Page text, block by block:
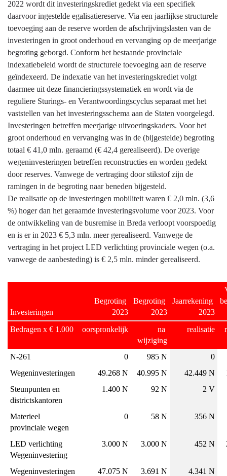
Onderhoud
wegen
Heeft
het
gekost
wat
het
mocht
kosten?
Investeringen
2022 wordt dit investeringskrediet gedekt via een specifiek
daarvoor ingestelde egalisatiereserve. Via een jaarlijkse structurele
toevoeging aan de reserve worden de afschrijvingslasten van de
investeringen in groot onderhoud en vervanging op de meerjarige
begroting geborgd. Conform het bestaande provinciale
indexatiebeleid wordt de structurele toevoeging aan de reserve
geïndexeerd. De indexatie van het investeringskrediet volgt
daarmee uit deze financieringssystematiek en wordt via de
reguliere Sturings- en Verantwoordingscyclus separaat met het
vaststellen van het investeringsschema aan de Staten voorgelegd.
Investeringen betreffen meerjarige uitvoeringskaders. Voor het
groot onderhoud en vervanging was in de (bijgestelde) begroting
totaal € 41,0 mln. geraamd (€ 42,4 gerealiseerd). De overige
wegeninvesteringen betreffen reconstructies en worden gedekt
door reserves. Vanwege de vertraging door stikstof zijn de
ramingen in de begroting naar beneden bijgesteld.
De realisatie op de investeringen mobiliteit waren € 2,0 mln. (3,6
%) hoger dan het geraamde investeringsvolume voor 2023. Voor
de ontwikkeling van de busremise in Breda verloopt voorspoedig
en is er in 2023 € 5,3 mln. meer gerealiseerd. Vanwege de
vertraging in het project LED verlichting provinciale wegen (o.a.
vanwege de aanbesteding) is € 2,5 mln. minder gerealiseerd.
Investeringen
Begroting
2023
Begroting
2023
Jaarrekening
2023
Bedragen x € 1.000 oorspronkelijk
na
wijziging
realisatie
N-261 0 985 N
0
Wegeninvesteringen
49.268 N 40.995 N 42.449 N
Steunpunten en
districtskantoren
1.400 N 92 N 2 V
Materieel
provinciale wegen
0 58 N 356 N
LED verlichting
Wegeninvestering
3.000 N 3.000 N 452 N
Wegeninvesteringen 47.075 N 3.691 N
4.341 N